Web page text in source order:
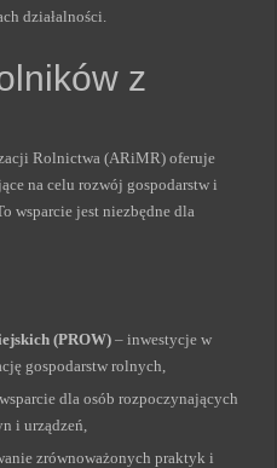
działalności.
z
Rolnictwa (ARiMR) oferuje
na celu rozwój gospodarstw i
wsparcie jest niezbędne dla
(PROW) – inwestycje w
gospodarstw rolnych,
dla osób rozpoczynających
i urządzeń,
zrównoważonych praktyk i